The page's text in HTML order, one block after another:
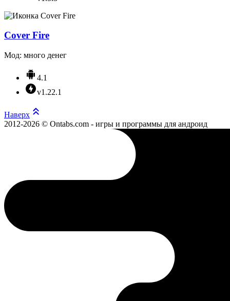
Cover Fire
Мод: много денег
4.1
v1.22.1
Наверх
2012-2026 © Ontabs.com - игры и программы для андроид